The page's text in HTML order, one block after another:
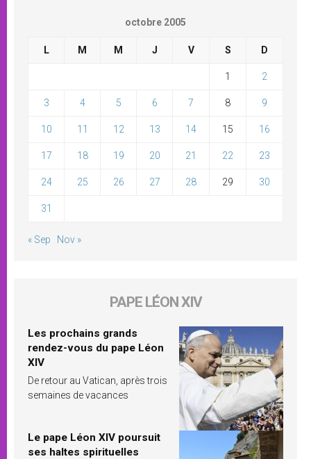
octobre 2005
L M M J V S D
1 2
3 4 5 6 7 8 9
10 11 12 13 14 15 16
17 18 19 20 21 22 23
24 25 26 27 28 29 30
31
« Sep Nov »
PAPE LÉON XIV
Les prochains grands
rendez-vous du pape Léon
XIV
De retour au Vatican, après trois
semaines de vacances
Le pape Léon XIV poursuit
ses haltes spirituelles